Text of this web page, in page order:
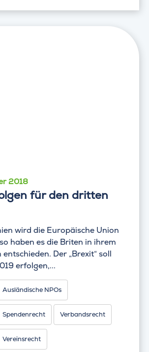
2018
für den dritten
wird die Europäische Union
haben es die Briten in ihrem
Der „Brexit“ soll
erfolgen,...
Ausländische NPOs
Spendenrecht Verbandsrecht
Vereinsrecht